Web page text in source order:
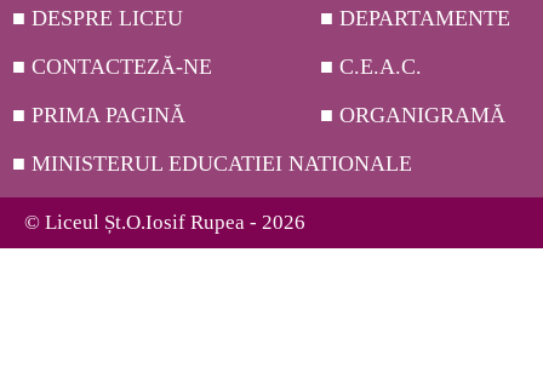
■ DESPRE LICEU
■ DEPARTAMENTE
■ CONTACTEZĂ-NE
■ C.E.A.C.
■ PRIMA PAGINĂ
■ ORGANIGRAMĂ
■ MINISTERUL EDUCATIEI NATIONALE
© Liceul Șt.O.Iosif Rupea - 2026